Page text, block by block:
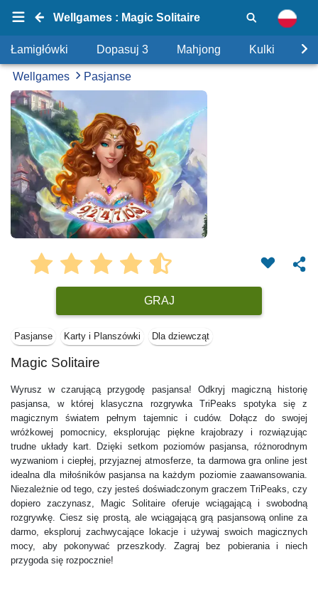
Wellgames : Magic Solitaire
Łamigłówki Dopasuj 3 Mahjong Kulki
Wellgames Pasjanse
GRAJ
Pasjanse Karty i Planszówki Dla dziewcząt
Magic Solitaire
Wyrusz w czarującą przygodę pasjansa! Odkryj magiczną historię
pasjansa, w której klasyczna rozgrywka TriPeaks spotyka się z
magicznym światem pełnym tajemnic i cudów. Dołącz do swojej
wróżkowej pomocnicy, eksplorując piękne krajobrazy i rozwiązując
trudne układy kart. Dzięki setkom poziomów pasjansa, różnorodnym
wyzwaniom i ciepłej, przyjaznej atmosferze, ta darmowa gra online jest
idealna dla miłośników pasjansa na każdym poziomie zaawansowania.
Niezależnie od tego, czy jesteś doświadczonym graczem TriPeaks, czy
dopiero zaczynasz, Magic Solitaire oferuje wciągającą i swobodną
rozgrywkę. Ciesz się prostą, ale wciągającą grą pasjansową online za
darmo, eksploruj zachwycające lokacje i używaj swoich magicznych
mocy, aby pokonywać przeszkody. Zagraj bez pobierania i niech
przygoda się rozpocznie!